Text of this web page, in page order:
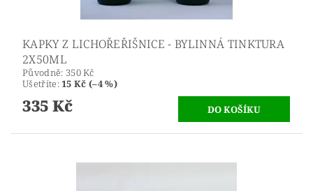
KAPKY Z LICHOŘEŘIŠNICE - BYLINNÁ TINKTURA
2X50ML
Původně: 350 Kč
Ušetříte:15 Kč (–4 %)
335 Kč